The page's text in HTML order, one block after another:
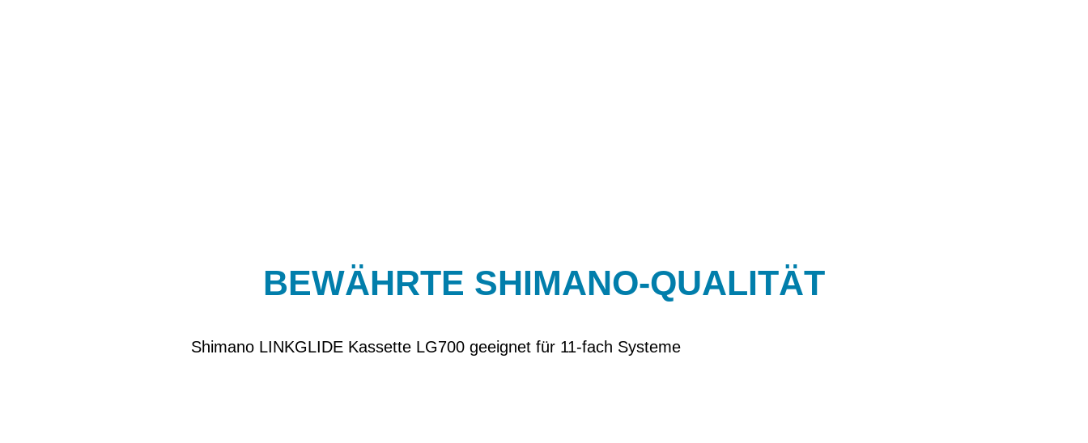
BEWÄHRTE SHIMANO-QUALITÄT
Shimano LINKGLIDE Kassette LG700 geeignet für 11-fach Systeme